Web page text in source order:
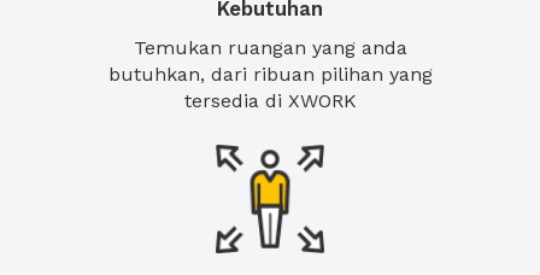
Kebutuhan
Temukan ruangan yang anda
butuhkan, dari ribuan pilihan yang
tersedia di XWORK